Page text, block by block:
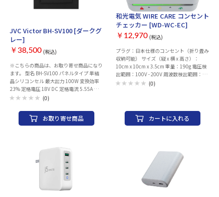
JVC Victor BH-SV100 [ダークグ
レー]
￥38,500 (税込)
※こちらの商品は、お取り寄せ商品になり
ます。 型名 BH-SV100 パネルタイプ 単結
晶シリコンセル 最大出力 100W 変換効率
23% 定格電圧 18V DC 定格電流 5.55A 開
放電圧 21.6V DC 短絡電流 6.1A USB出力
※5【USB Type-A】５V DC 2.4A（12W）
※5 動作温度 -10℃〜65℃ 収納寸法（突起
物除く） 幅625mm×高さ540mm×奥行
質量（重さ） 約4.0kg ポータブル電源への
接続ケーブル 3.0m（ケーブル直出し） 保
証期間 お買い上げ日より12か月
(0)
お取り寄せ商品
和光電気 WIRE CARE コンセント
チェッカー [WD-WC-EC]
￥12,970 (税込)
プラグ：日本仕様のコンセント（折り畳み
収納可能） サイズ（縦 x 横 x 高さ）：
10cm x 10cm x 3.5cm 重量：190g 電圧検
出範囲：100V - 200V 周波数検出範囲：50
- 60Hz
(0)
カートに入れる